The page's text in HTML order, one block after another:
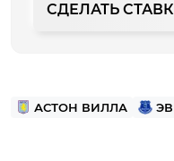
СДЕЛАТЬ
АСТОН ВИЛЛА